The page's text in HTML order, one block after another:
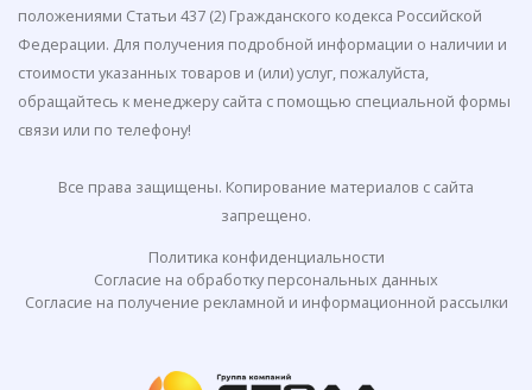
положениями Статьи 437 (2) Гражданского кодекса Российской
Федерации. Для получения подробной информации о наличии и
стоимости указанных товаров и (или) услуг, пожалуйста,
обращайтесь к менеджеру сайта с помощью специальной формы
связи или по телефону!
Все права защищены. Копирование материалов с сайта
запрещено.
Политика конфиденциальности
Согласие на обработку персональных данных
Согласие на получение рекламной и информационной рассылки